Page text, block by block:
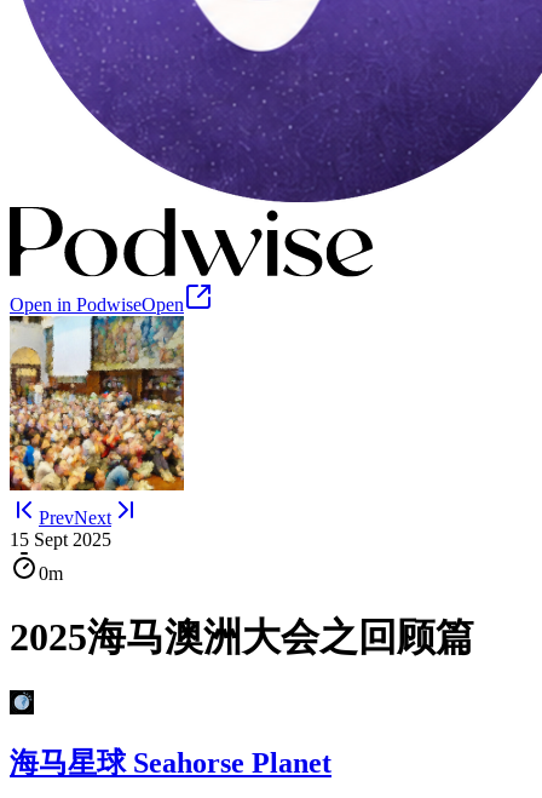
Open in PodwiseOpen
PrevNext
15 Sept 2025
0m
2025海马澳洲大会之回顾篇
海马星球 Seahorse Planet